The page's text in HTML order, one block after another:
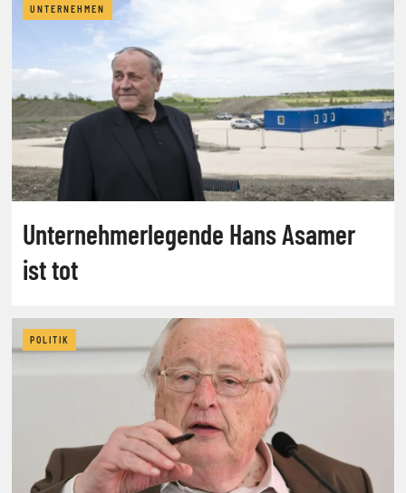
UNTERNEHMEN
Unternehmerlegende Hans Asamer
ist tot
POLITIK